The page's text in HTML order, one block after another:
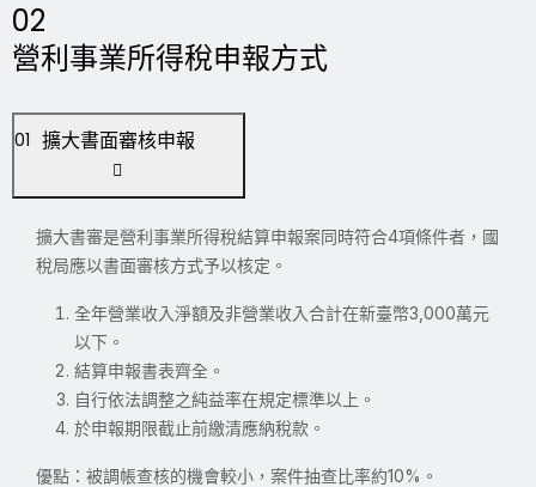
02
營利事業所得稅申報方式
01 擴大書面審核申報
擴大書審是營利事業所得稅結算申報案同時符合4項條件者，國
稅局應以書面審核方式予以核定。
全年營業收入淨額及非營業收入合計在新臺幣3,000萬元
以下。
結算申報書表齊全。
自行依法調整之純益率在規定標準以上。
於申報期限截止前繳清應納稅款。
優點：被調帳查核的機會較小，案件抽查比率約10%。